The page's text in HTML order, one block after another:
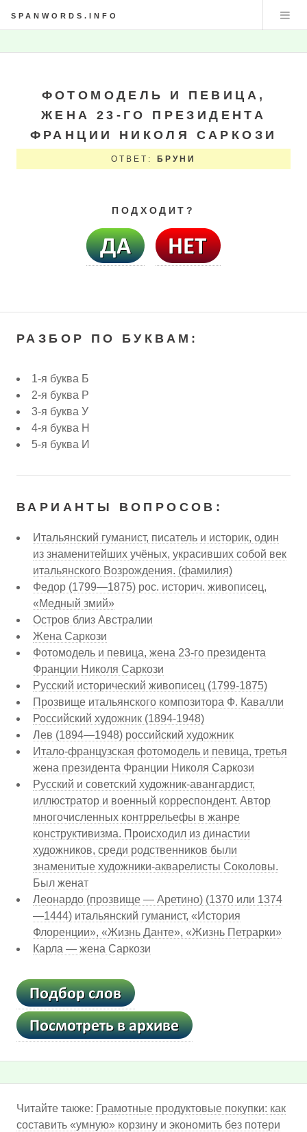
SPANWORDS.INFO
ФОТОМОДЕЛЬ И ПЕВИЦА,
ЖЕНА 23-ГО ПРЕЗИДЕНТА
ФРАНЦИИ НИКОЛЯ САРКОЗИ
ОТВЕТ: БРУНИ
ПОДХОДИТ?
РАЗБОР ПО БУКВАМ:
1-я буква Б
2-я буква Р
3-я буква У
4-я буква Н
5-я буква И
ВАРИАНТЫ ВОПРОСОВ:
Итальянский гуманист, писатель и историк, один
из знаменитейших учёных, украсивших собой век
итальянского Возрождения. (фамилия)
Федор (1799—1875) рос. историч. живописец,
«Медный змий»
Остров близ Австралии
Жена Саркози
Фотомодель и певица, жена 23-го президента
Франции Николя Саркози
Русский исторический живописец (1799-1875)
Прозвище итальянского композитора Ф. Кавалли
Российский художник (1894-1948)
Лев (1894—1948) российский художник
Итало-французская фотомодель и певица, третья
жена президента Франции Николя Саркози
Русский и советский художник-авангардист,
иллюстратор и военный корреспондент. Автор
многочисленных контррельефы в жанре
конструктивизма. Происходил из династии
художников, среди родственников были
знаменитые художники-акварелисты Соколовы.
Был женат
Леонардо (прозвище — Аретино) (1370 или 1374
—1444) итальянский гуманист, «История
Флоренции», «Жизнь Данте», «Жизнь Петрарки»
Карла — жена Саркози
Читайте также: Грамотные продуктовые покупки: как
составить «умную» корзину и экономить без потери